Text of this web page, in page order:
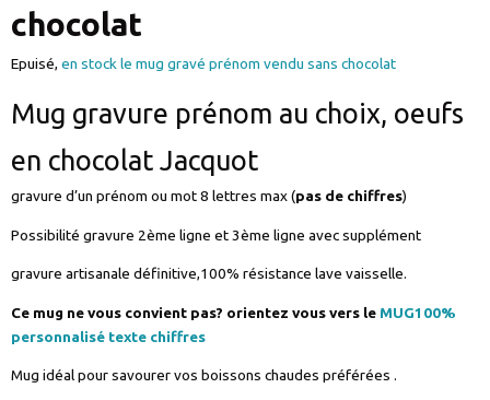
à
15.00€
chocolat
Epuisé, en stock le mug gravé prénom vendu sans chocolat
Mug gravure prénom au choix, oeufs
en chocolat Jacquot
gravure d’un prénom ou mot 8 lettres max (pas de chiffres)
Possibilité gravure 2ème ligne et 3ème ligne avec supplément
gravure artisanale définitive,100% résistance lave vaisselle.
Ce mug ne vous convient pas? orientez vous vers le MUG100%
personnalisé texte chiffres
Mug idéal pour savourer vos boissons chaudes préférées .